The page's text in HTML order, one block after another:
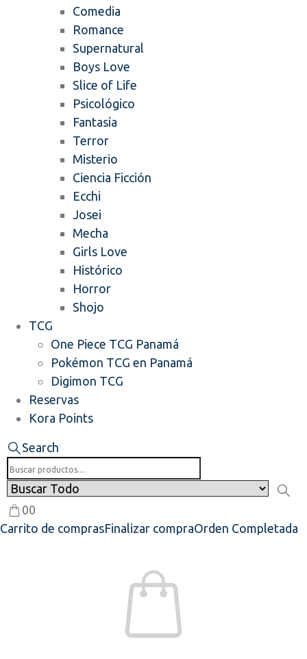
Comedia
Romance
Supernatural
Boys Love
Slice of Life
Psicológico
Fantasía
Terror
Misterio
Ciencia Ficción
Ecchi
Josei
Mecha
Girls Love
Histórico
Horror
Shojo
TCG
One Piece TCG Panamá
Pokémon TCG en Panamá
Digimon TCG
Reservas
Kora Points
Search
00
Carrito de comprasFinalizar compraOrden Completada